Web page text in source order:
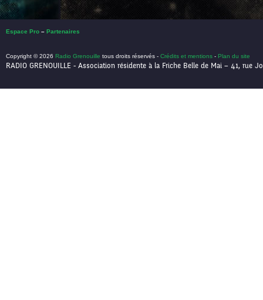
Espace Pro – Partenaires
Copyright © 2026 Radio Grenouille tous droits réservés - Crédits et mentions - Plan du site
RADIO GRENOUILLE - Association résidente à la Friche Belle de Mai – 41, rue